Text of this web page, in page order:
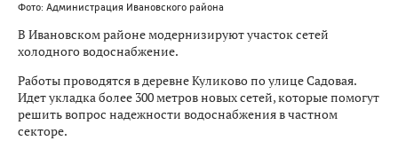
Фото: Администрация Ивановского района
В Ивановском районе модернизируют участок сетей
холодного водоснабжение.
Работы проводятся в деревне Куликово по улице Садовая.
Идет укладка более 300 метров новых сетей, которые помогут
решить вопрос надежности водоснабжения в частном
секторе.